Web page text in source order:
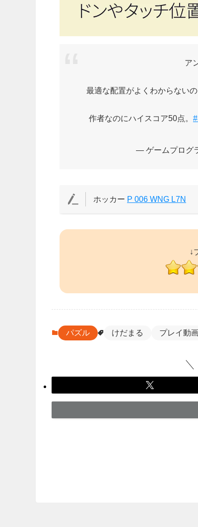
ア
最適な配置がよくわからない
作者なのにハイスコア50点。
— ゲームプログ
ホッカー P 006 WNG L7N
↓
パズル けだまる プレイ動